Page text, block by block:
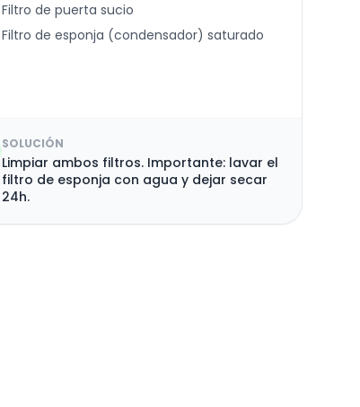
Filtro de puerta sucio
Filtro de esponja (condensador) saturado
SOLUCIÓN
Limpiar ambos filtros. Importante: lavar el
filtro de esponja con agua y dejar secar
24h.